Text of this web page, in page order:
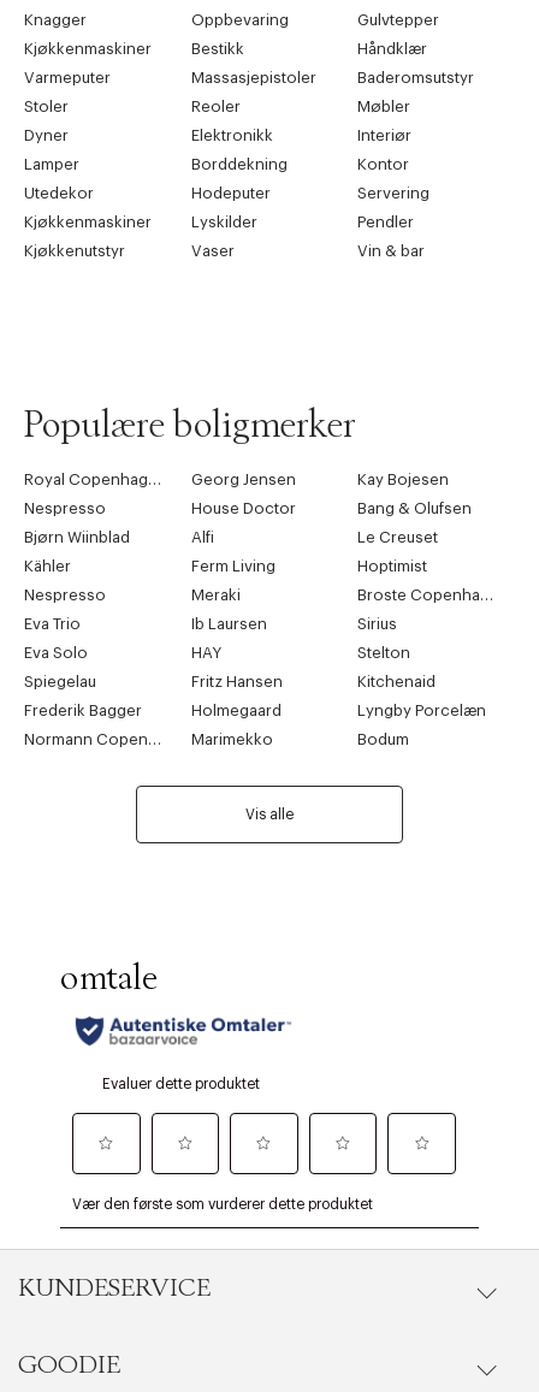
Knagger
Oppbevaring
Gulvtepper
Kjøkkenmaskiner
Bestikk
Håndklær
Varmeputer
Massasjepistoler
Baderomsutstyr
Stoler
Reoler
Møbler
Dyner
Elektronikk
Interiør
Lamper
Borddekning
Kontor
Utedekor
Hodeputer
Servering
Kjøkkenmaskiner
Lyskilder
Pendler
Kjøkkenutstyr
Vaser Vin & bar
Populære boligmerker
Royal Copenhagen Georg Jensen
Kay Bojesen
Nespresso
House Doctor
Bang & Olufsen
Bjørn Wiinblad
Alfi
Le Creuset
Kähler
Ferm Living
Hoptimist
Nespresso
Meraki
Broste Copenhagen
Eva Trio
Ib Laursen
Sirius
Eva Solo
HAY
Stelton
Spiegelau
Fritz Hansen
Kitchenaid
Frederik Bagger
Holmegaard
Lyngby Porcelæn
Normann Copenhagen
Marimekko Bodum
Vis alle
KUNDESERVICE
Gå til kundeservice
GOODIE